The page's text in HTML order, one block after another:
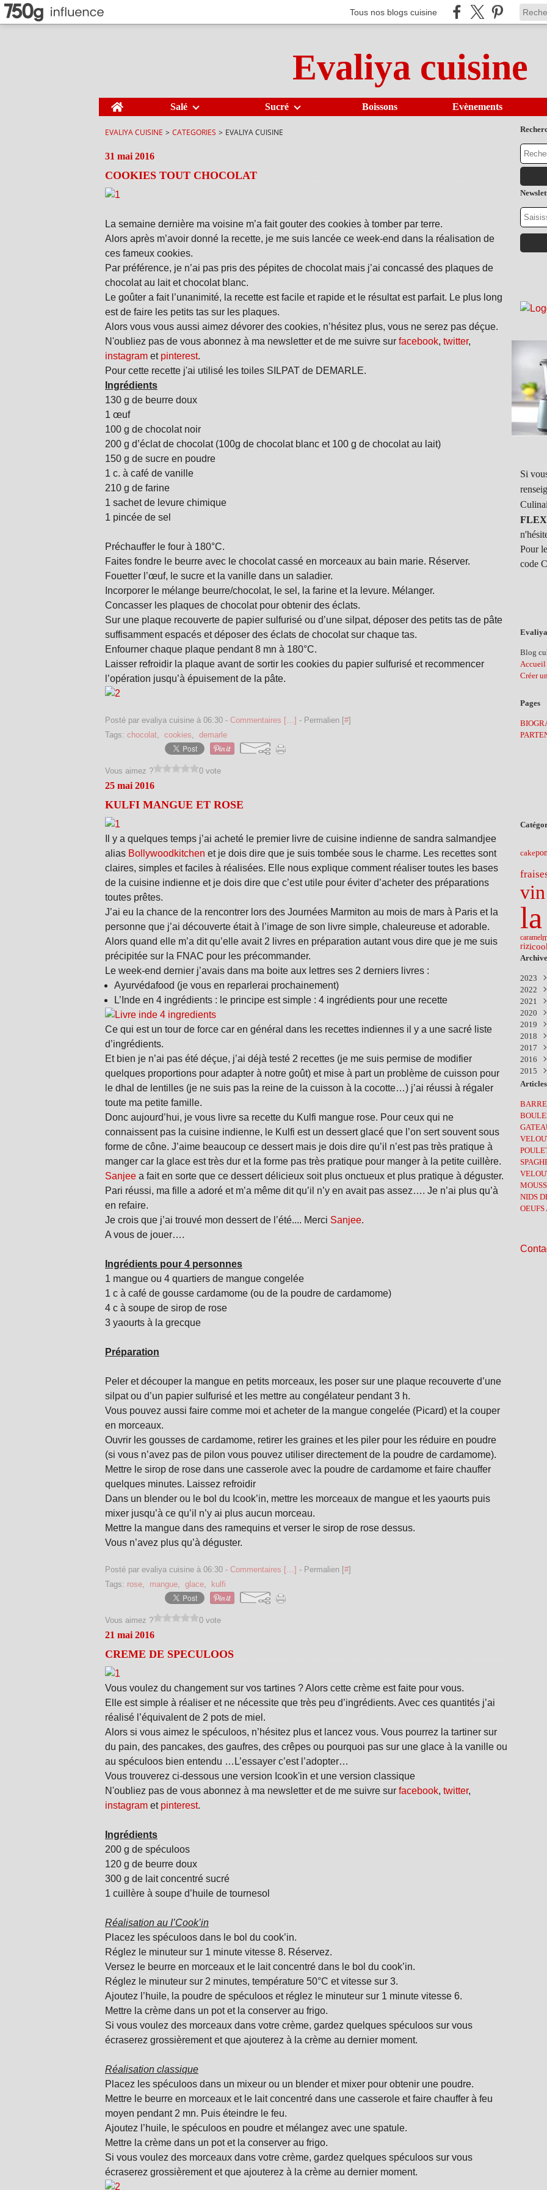
Tous nos blogs cuisine
Evaliya cuisine
Home Salé Sucré Boissons Evènements
EVALIYA CUISINE > CATEGORIES > EVALIYA CUISINE
31 mai 2016
COOKIES TOUT CHOCOLAT
La semaine dernière ma voisine m’a fait gouter des cookies à tomber par terre.
Alors après m’avoir donné la recette, je me suis lancée ce week-end dans la réalisation de
ces fameux cookies.
Par préférence, je n’ai pas pris des pépites de chocolat mais j’ai concassé des plaques de
chocolat au lait et chocolat blanc.
Le goûter a fait l’unanimité, la recette est facile et rapide et le résultat est parfait. Le plus long
est de faire les petits tas sur les plaques.
Alors vous vous aussi aimez dévorer des cookies, n’hésitez plus, vous ne serez pas déçue.
N'oubliez pas de vous abonnez à ma newsletter et de me suivre sur facebook, twitter,
instagram et pinterest.
Pour cette recette j'ai utilisé les toiles SILPAT de DEMARLE.
Ingrédients
130 g de beurre doux
1 œuf
100 g de chocolat noir
200 g d’éclat de chocolat (100g de chocolat blanc et 100 g de chocolat au lait)
150 g de sucre en poudre
1 c. à café de vanille
210 g de farine
1 sachet de levure chimique
1 pincée de sel
Préchauffer le four à 180°C.
Faites fondre le beurre avec le chocolat cassé en morceaux au bain marie. Réserver.
Fouetter l’œuf, le sucre et la vanille dans un saladier.
Incorporer le mélange beurre/chocolat, le sel, la farine et la levure. Mélanger.
Concasser les plaques de chocolat pour obtenir des éclats.
Sur une plaque recouverte de papier sulfurisé ou d’une silpat, déposer des petits tas de pâte
suffisamment espacés et déposer des éclats de chocolat sur chaque tas.
Enfourner chaque plaque pendant 8 mn à 180°C.
Laisser refroidir la plaque avant de sortir les cookies du papier sulfurisé et recommencer
l’opération jusqu’à épuisement de la pâte.
Posté par evaliya cuisine à 06:30 - Commentaires […] - Permalien [#]
Tags: chocolat, cookies, demarle
Vous aimez ? 0 vote
25 mai 2016
KULFI MANGUE ET ROSE
Il y a quelques temps j’ai acheté le premier livre de cuisine indienne de sandra salmandjee
alias Bollywoodkitchen et je dois dire que je suis tombée sous le charme. Les recettes sont
claires, simples et faciles à réalisées. Elle nous explique comment réaliser toutes les bases
de la cuisine indienne et je dois dire que c’est utile pour éviter d’acheter des préparations
toutes prêtes.
J’ai eu la chance de la rencontrer lors des Journées Marmiton au mois de mars à Paris et la
personne que j’ai découverte était à l’image de son livre simple, chaleureuse et adorable.
Alors quand elle m’a dit qu’elle avait 2 livres en préparation autant vous dire que je me suis
précipitée sur la FNAC pour les précommander.
Le week-end dernier j’avais dans ma boite aux lettres ses 2 derniers livres :
Ayurvédafood (je vous en reparlerai prochainement)
L’Inde en 4 ingrédients : le principe est simple : 4 ingrédients pour une recette
Ce qui est un tour de force car en général dans les recettes indiennes il y a une sacré liste
d’ingrédients.
Et bien je n’ai pas été déçue, j’ai déjà testé 2 recettes (je me suis permise de modifier
quelques proportions pour adapter à notre goût) et mise à part un problème de cuisson pour
le dhal de lentilles (je ne suis pas la reine de la cuisson à la cocotte…) j’ai réussi à régaler
toute ma petite famille.
Donc aujourd’hui, je vous livre sa recette du Kulfi mangue rose. Pour ceux qui ne
connaissent pas la cuisine indienne, le Kulfi est un dessert glacé que l’on sert souvent sous
forme de cône. J’aime beaucoup ce dessert mais je dois dire qu’il n’est pas très pratique à
manger car la glace est très dur et la forme pas très pratique pour manger à la petite cuillère.
Sanjee a fait en sorte que ce dessert délicieux soit plus onctueux et plus pratique à déguster.
Pari réussi, ma fille a adoré et m’a même dit qu’il n’y en avait pas assez…. Je n’ai plus qu’à
en refaire.
Je crois que j’ai trouvé mon dessert de l’été.... Merci Sanjee.
A vous de jouer….
Ingrédients pour 4 personnes
1 mangue ou 4 quartiers de mangue congelée
1 c à café de gousse cardamome (ou de la poudre de cardamome)
4 c à soupe de sirop de rose
3 yaourts à la grecque
Préparation
Peler et découper la mangue en petits morceaux, les poser sur une plaque recouverte d’une
silpat ou d’un papier sulfurisé et les mettre au congélateur pendant 3 h.
Vous pouvez aussi faire comme moi et acheter de la mangue congelée (Picard) et la couper
en morceaux.
Ouvrir les gousses de cardamome, retirer les graines et les piler pour les réduire en poudre
(si vous n’avez pas de pilon vous pouvez utiliser directement de la poudre de cardamome).
Mettre le sirop de rose dans une casserole avec la poudre de cardamome et faire chauffer
quelques minutes. Laissez refroidir
Dans un blender ou le bol du Icook’in, mettre les morceaux de mangue et les yaourts puis
mixer jusqu’à ce qu’il n’y ai plus aucun morceau.
Mettre la mangue dans des ramequins et verser le sirop de rose dessus.
Vous n’avez plus qu’à déguster.
Posté par evaliya cuisine à 06:30 - Commentaires […] - Permalien [#]
Tags: rose, mangue, glace, kulfi
Vous aimez ? 0 vote
21 mai 2016
CREME DE SPECULOOS
Vous voulez du changement sur vos tartines ? Alors cette crème est faite pour vous.
Elle est simple à réaliser et ne nécessite que très peu d’ingrédients. Avec ces quantités j’ai
réalisé l’équivalent de 2 pots de miel.
Alors si vous aimez le spéculoos, n’hésitez plus et lancez vous. Vous pourrez la tartiner sur
du pain, des pancakes, des gaufres, des crêpes ou pourquoi pas sur une glace à la vanille ou
au spéculoos bien entendu …L’essayer c’est l’adopter…
Vous trouverez ci-dessous une version Icook'in et une version classique
N'oubliez pas de vous abonnez à ma newsletter et de me suivre sur facebook, twitter,
instagram et pinterest.
Ingrédients
200 g de spéculoos
120 g de beurre doux
300 g de lait concentré sucré
1 cuillère à soupe d’huile de tournesol
Réalisation au I’Cook’in
Placez les spéculoos dans le bol du cook’in.
Réglez le minuteur sur 1 minute vitesse 8. Réservez.
Versez le beurre en morceaux et le lait concentré dans le bol du cook’in.
Réglez le minuteur sur 2 minutes, température 50°C et vitesse sur 3.
Ajoutez l’huile, la poudre de spéculoos et réglez le minuteur sur 1 minute vitesse 6.
Mettre la crème dans un pot et la conserver au frigo.
Si vous voulez des morceaux dans votre crème, gardez quelques spéculoos sur vous
écraserez grossièrement et que ajouterez à la crème au dernier moment.
Réalisation classique
Placez les spéculoos dans un mixeur ou un blender et mixer pour obtenir une poudre.
Mettre le beurre en morceaux et le lait concentré dans une casserole et faire chauffer à feu
moyen pendant 2 mn. Puis éteindre le feu.
Ajoutez l’huile, le spéculoos en poudre et mélangez avec une spatule.
Mettre la crème dans un pot et la conserver au frigo.
Si vous voulez des morceaux dans votre crème, gardez quelques spéculoos sur vous
écraserez grossièrement et que ajouterez à la crème au dernier moment.
Si
Pour
code
Blog
Accueil
Créer
Pages
cake
caramel
riz
2023
2022
2021
Avril
Mars
2020
Août
Avril
Mars
2019
Mars
2018
Juin
2017
Août
Mai
2016
Juin
Mai
2015
Juin
Mai
NIDS
OEUFS